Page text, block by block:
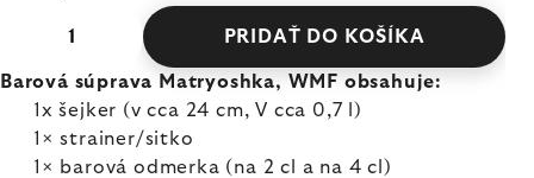
PRIDAŤ DO KOŠÍKA
Barová súprava Matryoshka, WMF obsahuje:
1x šejker (v cca 24 cm, V cca 0,7 l)
1× strainer/sitko
1× barová odmerka (na 2 cl a na 4 cl)